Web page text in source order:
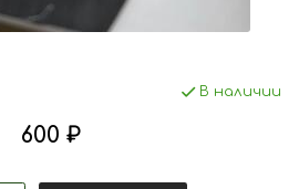
В наличии
600 ₽